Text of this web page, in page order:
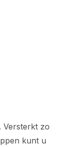
Versterkt zo
kunt u